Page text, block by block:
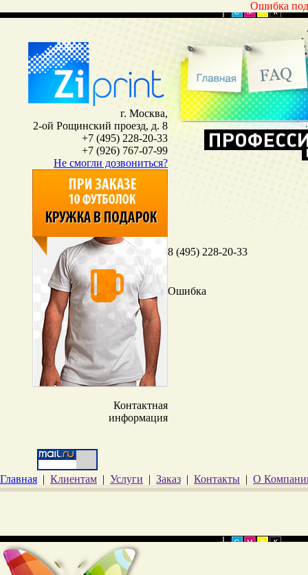
Ошибка
г. Москва,
2-ой Рощинский проезд, д. 8
+7 (495) 228-20-33
+7 (926) 767-07-99
Не смогли дозвониться?
Контактная
информация
8 (495) 228-20-33
Ошибка
Главная | Клиентам | Услуги | Заказ | Контакты | О